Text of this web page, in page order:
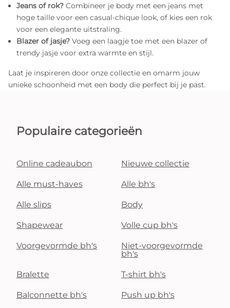
Jeans of rok? Combineer je body met een jeans met
hoge taille voor een casual-chique look, of kies een rok
voor een elegante uitstraling.
Blazer of jasje? Voeg een laagje toe met een blazer of
trendy jasje voor extra warmte en stijl.
Laat je inspireren door onze collectie en omarm jouw
unieke schoonheid met een body die perfect bij je past.
Populaire categorieën
Online cadeaubon Nieuwe collectie
Alle must-haves Alle bh's
Alle slips Body
Shapewear Volle cup bh's
Voorgevormde bh's
Niet-voorgevormde
bh's
Bralette T-shirt bh's
Balconnette bh's Push up bh's